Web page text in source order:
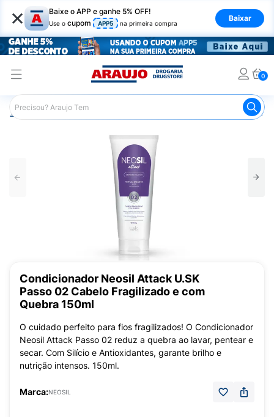
× Baixe o APP e ganhe 5% OFF!
Use o cupom APP5 na primeira compra
Baixar
0
Araujo Cabelo Cabelos com Queda
Condicionador Neosil Attack U.SK
Passo 02 Cabelo Fragilizado e com
Quebra 150ml
O cuidado perfeito para fios fragilizados! O Condicionador
Neosil Attack Passo 02 reduz a quebra ao lavar, pentear e
secar. Com Silício e Antioxidantes, garante brilho e
nutrição intensos. 150ml.
Marca:NEOSIL